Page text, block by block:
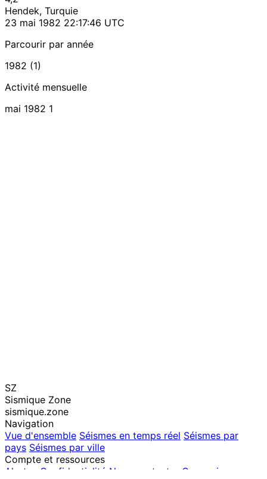
Hendek, Turquie
23 mai 1982 22:17:46 UTC
Parcourir par année
1982 (1)
Activité mensuelle
mai 1982 1
SZ
Sismique Zone
sismique.zone
Navigation
Vue d'ensemble Séismes en temps réel Séismes par
pays Séismes par ville
Compte et ressources
Alertes
Confidentialité Nous contacter Connexion